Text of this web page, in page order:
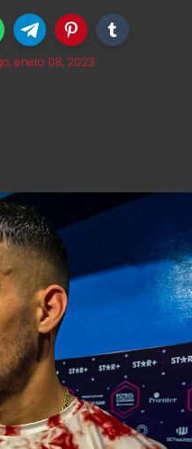
enero 08, 2023